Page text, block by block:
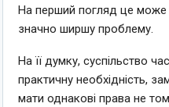
На перший погляд це може
значно ширшу проблему.
На її думку, суспільство
практичну необхідність,
мати однакові права не